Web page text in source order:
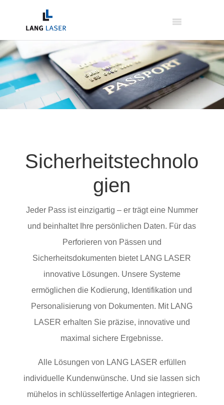
Sicherheitstechnolo
gien
Jeder Pass ist einzigartig – er trägt eine Nummer
und beinhaltet Ihre persönlichen Daten. Für das
Perforieren von Pässen und
Sicherheitsdokumenten bietet LANG LASER
innovative Lösungen. Unsere Systeme
ermöglichen die Kodierung, Identifikation und
Personalisierung von Dokumenten. Mit LANG
LASER erhalten Sie präzise, innovative und
maximal sichere Ergebnisse.
Alle Lösungen von LANG LASER erfüllen
individuelle Kundenwünsche. Und sie lassen sich
mühelos in schlüsselfertige Anlagen integrieren.